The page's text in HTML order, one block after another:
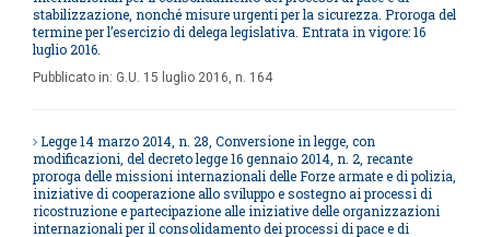
stabilizzazione, nonché misure urgenti per la sicurezza. Proroga del
termine per l’esercizio di delega legislativa. Entrata in vigore: 16
luglio 2016.
Pubblicato in: G.U. 15 luglio 2016, n. 164
Legge 14 marzo 2014, n. 28, Conversione in legge, con
modificazioni, del decreto legge 16 gennaio 2014, n. 2, recante
proroga delle missioni internazionali delle Forze armate e di polizia,
iniziative di cooperazione allo sviluppo e sostegno ai processi di
ricostruzione e partecipazione alle iniziative delle organizzazioni
internazionali per il consolidamento dei processi di pace e di